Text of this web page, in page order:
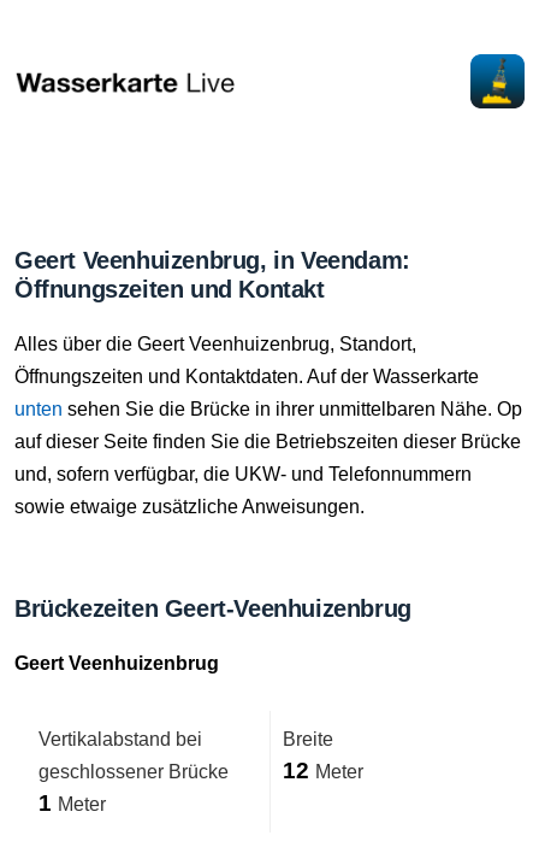
Geert Veenhuizenbrug, in Veendam:
Öffnungszeiten und Kontakt
Alles über die Geert Veenhuizenbrug, Standort,
Öffnungszeiten und Kontaktdaten. Auf der Wasserkarte
unten sehen Sie die Brücke in ihrer unmittelbaren Nähe. Op
auf dieser Seite finden Sie die Betriebszeiten dieser Brücke
und, sofern verfügbar, die UKW- und Telefonnummern
sowie etwaige zusätzliche Anweisungen.
Brückezeiten Geert-Veenhuizenbrug
Geert Veenhuizenbrug
Vertikalabstand bei
geschlossener Brücke
1 Meter
Breite
12 Meter